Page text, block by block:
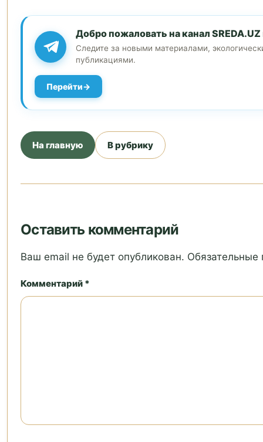
Добро пожаловать на канал
Следите за новыми материалами,
публикациями.
Перейти
На главную В рубрику
Оставить комментарий
Ваш email не будет опубликован.
Комментарий *